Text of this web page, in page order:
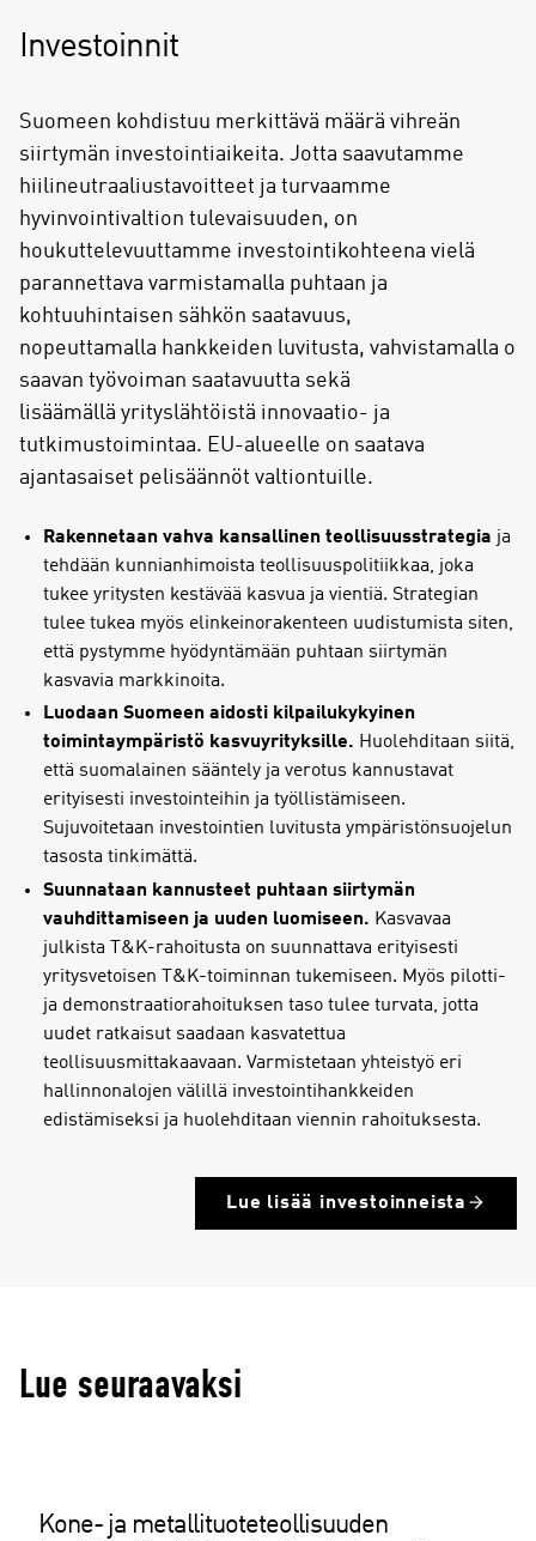
Investoinnit
Suomeen kohdistuu merkittävä määrä vihreän
siirtymän investointiaikeita. Jotta saavutamme
hiilineutraaliustavoitteet ja turvaamme
hyvinvointivaltion tulevaisuuden, on
houkuttelevuuttamme investointikohteena vielä
parannettava varmistamalla puhtaan ja
kohtuuhintaisen sähkön saatavuus,
nopeuttamalla hankkeiden luvitusta, vahvistamalla o
saavan työvoiman saatavuutta sekä
lisäämällä yrityslähtöistä innovaatio- ja
tutkimustoimintaa. EU-alueelle on saatava
ajantasaiset pelisäännöt valtiontuille.
Rakennetaan vahva kansallinen teollisuusstrategia ja
tehdään kunnianhimoista teollisuuspolitiikkaa, joka
tukee yritysten kestävää kasvua ja vientiä. Strategian
tulee tukea myös elinkeinorakenteen uudistumista siten,
että pystymme hyödyntämään puhtaan siirtymän
kasvavia markkinoita.
Luodaan Suomeen aidosti kilpailukykyinen
toimintaympäristö kasvuyrityksille. Huolehditaan siitä,
että suomalainen sääntely ja verotus kannustavat
erityisesti investointeihin ja työllistämiseen.
Sujuvoitetaan investointien luvitusta ympäristönsuojelun
tasosta tinkimättä.
Suunnataan kannusteet puhtaan siirtymän
vauhdittamiseen ja uuden luomiseen. Kasvavaa
julkista T&K-rahoitusta on suunnattava erityisesti
yritysvetoisen T&K-toiminnan tukemiseen. Myös pilotti-
ja demonstraatiorahoituksen taso tulee turvata, jotta
uudet ratkaisut saadaan kasvatettua
teollisuusmittakaavaan. Varmistetaan yhteistyö eri
hallinnonalojen välillä investointihankkeiden
edistämiseksi ja huolehditaan viennin rahoituksesta.
Lue lisää investoinneista
Lue seuraavaksi
Kone- ja metallituoteteollisuuden